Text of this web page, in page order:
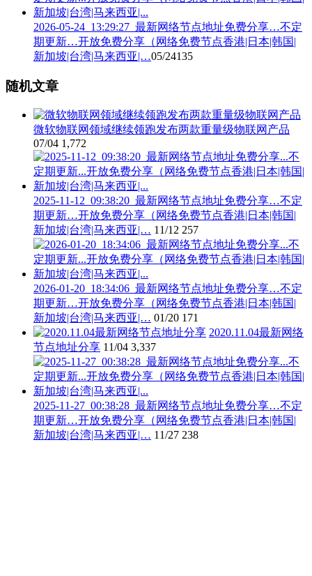
2026-05-24_13:29:27_最新网络节点地址免费分享…不定
期更新…开放免费分享（网络免费节点香港|日本|韩国|
新加坡|台湾|马来西亚|…05/24135
随机文章
微软物联网领域继续领跑发布两款重量级物联网产品
07/04 1,772
2025-11-12_09:38:20_最新网络节点地址免费分享…不定
期更新…开放免费分享（网络免费节点香港|日本|韩国|
新加坡|台湾|马来西亚|… 11/12 257
2026-01-20_18:34:06_最新网络节点地址免费分享…不定
期更新…开放免费分享（网络免费节点香港|日本|韩国|
新加坡|台湾|马来西亚|… 01/20 171
2020.11.04最新网络
节点地址分享 11/04 3,337
2025-11-27_00:38:28_最新网络节点地址免费分享…不定
期更新…开放免费分享（网络免费节点香港|日本|韩国|
新加坡|台湾|马来西亚|… 11/27 238